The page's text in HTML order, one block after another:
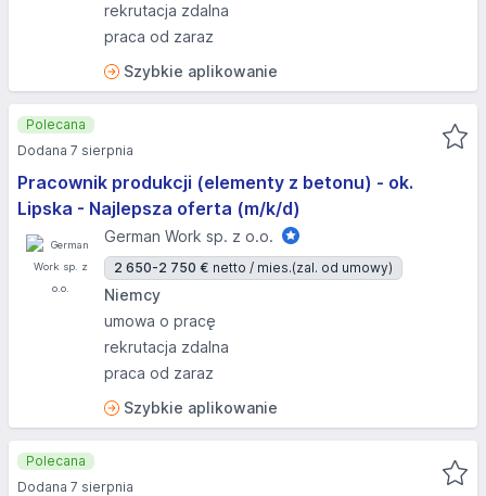
rekrutacja zdalna
praca od zaraz
Szybkie aplikowanie
Pracownik produkcji (elementy z betonu) - ok.
Lipska - Najlepsza oferta (m/k/d)
German Work sp. z o.o.
2 650-2 750 € netto / mies.(zal. od umowy)
Niemcy
umowa o pracę
rekrutacja zdalna
praca od zaraz
Szybkie aplikowanie
Polecana
Dodana 7 sierpnia
Polecana
Dodana 7 sierpnia